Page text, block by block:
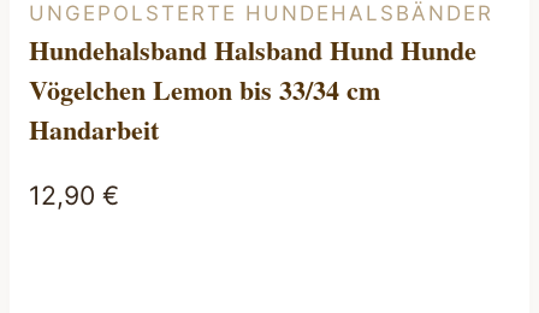
UNGEPOLSTERTE HUNDEHALSBÄNDER
Hundehalsband Halsband Hund Hunde
Vögelchen Lemon bis 33/34 cm
Handarbeit
12,90 €